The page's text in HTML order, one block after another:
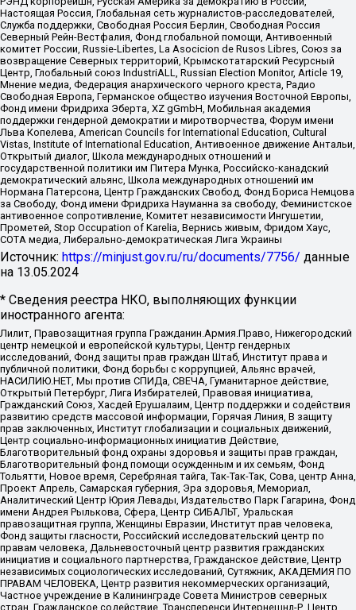
Настоящая Россия, Глобальная сеть журналистов-расследователей,
Служба поддержки, Свободная Россия Берлин, Свободная Россия
Северный Рейн-Вестфалия, Фонд глобальной помощи, Антивоенный
комитет России, Russie-Libertes, La Asocicion de Rusos Libres, Союз за
возвращение Северных территорий, Крымскотатарский Ресурсный
Центр, Глобальный союз IndustriALL, Russian Election Monitor, Article 19,
Мнение медиа, Федерация анархического черного креста, Радио
Свободная Европа, Германское общество изучения Восточной Европы,
Фонд имени Фридриха Эберта, XZ gGmbH, Мобильная академия
поддержки гендерной демократии и миротворчества, Форум имени
Льва Копелева, American Councils for International Education, Cultural
Vistas, Institute of International Education, Антивоенное движение Антальи,
Открытый диалог, Школа международных отношений и
государственной политики им Питера Мунка, Российско-канадский
демократический альянс, Школа международных отношений им
Нормана Патерсона, Центр Гражданских Свобод, Фонд Бориса Немцова
за Свободу, Фонд имени Фридриха Науманна за свободу, Феминистское
антивоенное сопротивление, Комитет независимости Ингушетии,
Прометей, Stop Occupation of Karelia, Вернись живым, Фридом Хаус,
СОТА медиа, Либерально-демократическая Лига Украины
Источник: https://minjust.gov.ru/ru/documents/7756/ данные
на 13.05.2024
* Сведения реестра НКО, выполняющих функции
иностранного агента:
Лилит, Правозащитная группа Гражданин.Армия.Право, Нижегородский
центр немецкой и европейской культуры, Центр гендерных
исследований, Фонд защиты прав граждан Штаб, Институт права и
публичной политики, Фонд борьбы с коррупцией, Альянс врачей,
НАСИЛИЮ.НЕТ, Мы против СПИДа, СВЕЧА, Гуманитарное действие,
Открытый Петербург, Лига Избирателей, Правовая инициатива,
Гражданский Союз, Хасдей Ерушалаим, Центр поддержки и содействия
развитию средств массовой информации, Горячая Линия, В защиту
прав заключенных, Институт глобализации и социальных движений,
Центр социально-информационных инициатив Действие,
Благотворительный фонд охраны здоровья и защиты прав граждан,
Благотворительный фонд помощи осужденным и их семьям, Фонд
Тольятти, Новое время, Серебряная тайга, Так-Так-Так, Сова, центр Анна,
Проект Апрель, Самарская губерния, Эра здоровья, Мемориал,
Аналитический Центр Юрия Левады, Издательство Парк Гагарина, Фонд
имени Андрея Рылькова, Сфера, Центр СИБАЛЬТ, Уральская
правозащитная группа, Женщины Евразии, Институт прав человека,
Фонд защиты гласности, Российский исследовательский центр по
правам человека, Дальневосточный центр развития гражданских
инициатив и социального партнерства, Гражданское действие, Центр
независимых социологических исследований, Сутяжник, АКАДЕМИЯ ПО
ПРАВАМ ЧЕЛОВЕКА, Центр развития некоммерческих организаций,
Частное учреждение в Калининграде Совета Министров северных
стран, Гражданское содействие, Трансперенси Интернешнл-Р, Центр